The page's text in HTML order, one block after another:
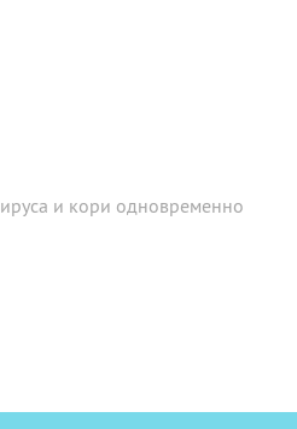
и кори одновременно